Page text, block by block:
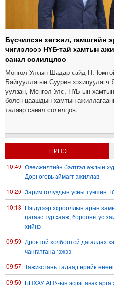
Бүсчилсэн хөгжил, гамшгийн
чиглэлээр НҮБ-тай хамтын
санал солилцлоо
Монгол Улсын Шадар сайд
Байгууллагын Суурин зохицуулагч
уулзан, Монгол Улс, НҮБ-ын
болон цаашдын хамтын
талаар санал солилцов.
ШИНЭ
10:49 Өвөлжилтийн бэлтгэл ажлын
Дорноговь аймагт ажиллав
10:20 Зарим голуудын усны түвшин
10:13 Нэгдүгээр хорооллын арын
цагаас түр хааж, борооны ус
хийнэ
09:59 Дронтой холбоотой дагалдах
чангатгана гэжээ
09:57 Тажикстаны гадаад өрийн
09:50 БНХАУ АНУ-ын эсрэг авах арга